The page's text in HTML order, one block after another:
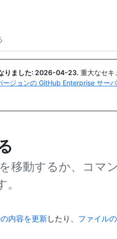
りました: 2026-04-23. 重大なセキ
ージョンの GitHub Enterprise サー
移動するか、コマン
内容を更新したり、 ファイル